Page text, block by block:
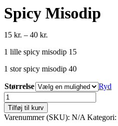
Spicy Misodip
15 kr. – 40 kr.
til
1 lille spicy misodip 15
1 stor spicy misodip 40
Størrelse
Ryd
Spicy
Misodip
antal
Tilføj til kurv
Varenummer (SKU): N/A Kategori: